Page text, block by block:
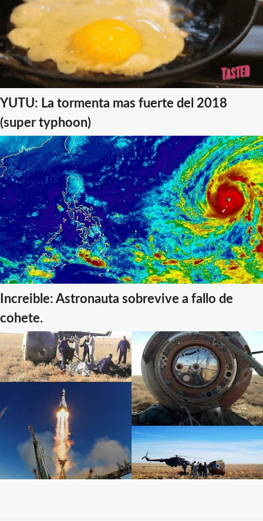
YUTU: La tormenta mas fuerte del 2018
(super typhoon)
Increible: Astronauta sobrevive a fallo de
cohete.